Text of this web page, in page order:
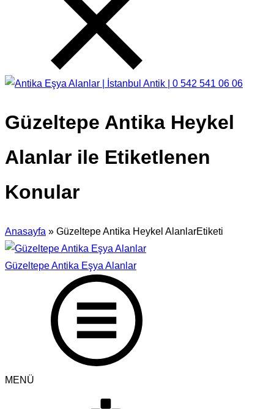
Güzeltepe Antika Heykel
Alanlar ile Etiketlenen
Konular
Anasayfa » Güzeltepe Antika Heykel AlanlarEtiketi
Güzeltepe Antika Eşya Alanlar
MENÜ